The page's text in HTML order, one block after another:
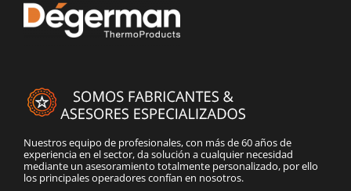
Nuestros equipo de profesionales, con más de 60 años de
experiencia en el sector, da solución a cualquier necesidad
mediante un asesoramiento totalmente personalizado, por ello
los principales operadores confían en nosotros.